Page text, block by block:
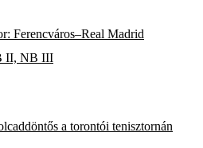
Ferencváros–Real Madrid
II, NB III
a torontói tenisztornán